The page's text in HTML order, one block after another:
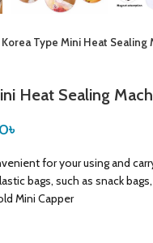
Korea Type Mini Heat Sealing
Heat Sealing
৳
for your using and
bags, such as snack
Mini Capper